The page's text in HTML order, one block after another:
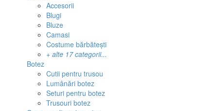
Accesorii
Blugi
Bluze
Camasi
Costume bărbătești
+ alte 17 categorii...
Botez
Cutii pentru trusou
Lumânări botez
Seturi pentru botez
Trusouri botez